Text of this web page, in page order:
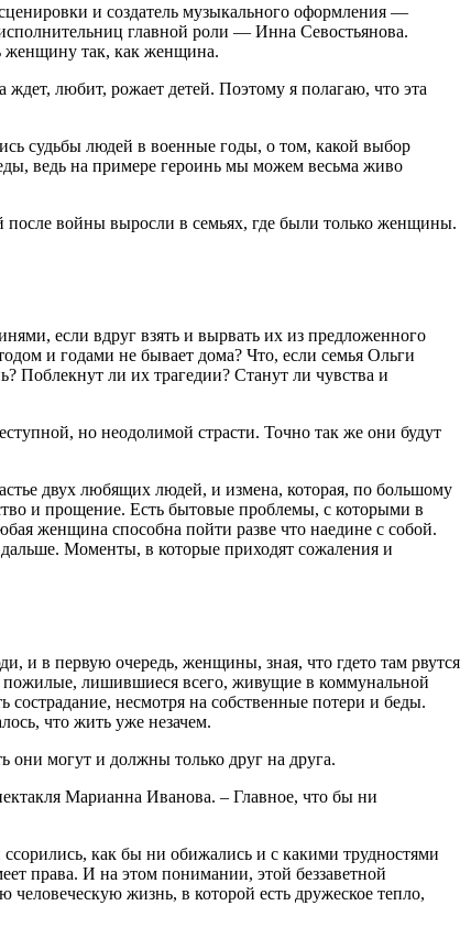
и создатель музыкального оформления —
главной роли — Инна Севостьянова.
женщину так, как женщина.
любит, рожает детей. Поэтому я полагаю, что эта
судьбы людей в военные годы, о том, какой выбор
ведь на примере героинь мы можем весьма живо
после войны выросли в семьях, где были только женщины.
если вдруг взять и вырвать их из предложенного
и годами не бывает дома? Что, если семья Ольги
Поблекнут ли их трагедии? Станут ли чувства и
но неодолимой страсти. Точно так же они будут
двух любящих людей, и измена, которая, по большому
и прощение. Есть бытовые проблемы, с которыми в
женщина способна пойти разве что наедине с собой.
Моменты, в которые приходят сожаления и
и в первую очередь, женщины, зная, что где­то там рвутся
лишившиеся всего, живущие в коммунальной
несмотря на собственные потери и беды.
что жить уже незачем.
они могут и должны только друг на друга.
Марианна Иванова. – Главное, что бы ни
как бы ни обижались и с какими трудностями
права. И на этом понимании, этой беззаветной
жизнь, в которой есть дружеское тепло,